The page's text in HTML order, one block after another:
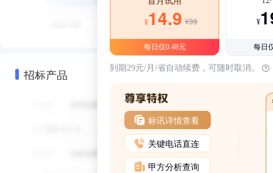
招标产品
¥14.9 ¥39
每日仅0.48元
¥
每日
到期29元/月/省自动续费，可随时取消。
标讯详情查看
关键电话直连
甲方分析查询